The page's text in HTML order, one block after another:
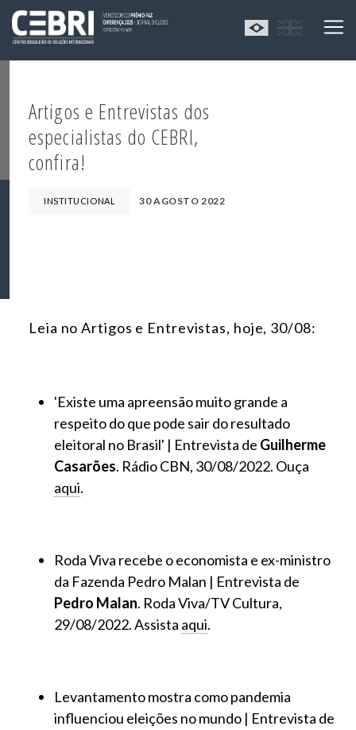
Artigos e Entrevistas dos
especialistas do CEBRI,
confira!
INSTITUCIONAL 30 AGOSTO 2022
Leia no Artigos e Entrevistas, hoje, 30/08:
'Existe uma apreensão muito grande a
respeito do que pode sair do resultado
eleitoral no Brasil' | Entrevista de Guilherme
Casarões. Rádio CBN, 30/08/2022. Ouça
aqui.
Roda Viva recebe o economista e ex-ministro
da Fazenda Pedro Malan | Entrevista de
Pedro Malan. Roda Viva/TV Cultura,
29/08/2022. Assista aqui.
Levantamento mostra como pandemia
influenciou eleições no mundo | Entrevista de